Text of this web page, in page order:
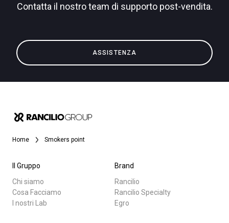
Contatta il nostro team di supporto post-vendita.
ASSISTENZA
Home Smokers point
Il Gruppo
Chi siamo
Cosa Facciamo
I nostri Lab
Brand
Rancilio
Rancilio Specialty
Egro